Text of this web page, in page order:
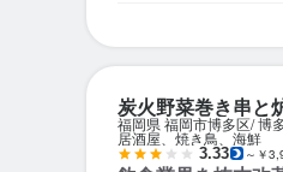
炭火野菜巻き串と
福岡県 福岡市博多区 博
居酒屋、焼き鳥、海鮮
3.33 ～￥